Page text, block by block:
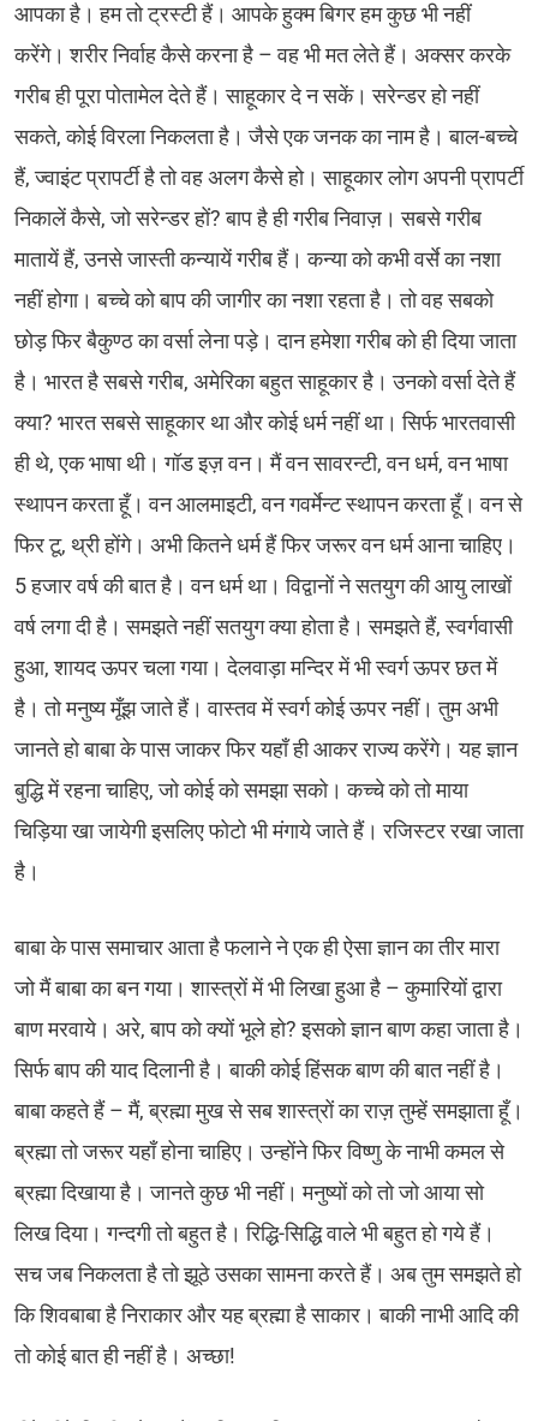
आपका है। हम तो ट्रस्टी हैं। आपके हुक्म बिगर हम कुछ भी नहीं
करेंगे। शरीर निर्वाह कैसे करना है – वह भी मत लेते हैं। अक्सर करके
गरीब ही पूरा पोतामेल देते हैं। साहूकार दे न सकें। सरेन्डर हो नहीं
सकते, कोई विरला निकलता है। जैसे एक जनक का नाम है। बाल-बच्चे
हैं, ज्वाइंट प्रापर्टी है तो वह अलग कैसे हो। साहूकार लोग अपनी प्रापर्टी
निकालें कैसे, जो सरेन्डर हों? बाप है ही गरीब निवाज़। सबसे गरीब
मातायें हैं, उनसे जास्ती कन्यायें गरीब हैं। कन्या को कभी वर्से का नशा
नहीं होगा। बच्चे को बाप की जागीर का नशा रहता है। तो वह सबको
छोड़ फिर बैकुण्ठ का वर्सा लेना पड़े। दान हमेशा गरीब को ही दिया जाता
है। भारत है सबसे गरीब, अमेरिका बहुत साहूकार है। उनको वर्सा देते हैं
क्या? भारत सबसे साहूकार था और कोई धर्म नहीं था। सिर्फ भारतवासी
ही थे, एक भाषा थी। गॉड इज़ वन। मैं वन सावरन्टी, वन धर्म, वन भाषा
स्थापन करता हूँ। वन आलमाइटी, वन गवर्मेन्ट स्थापन करता हूँ। वन से
फिर टू, थ्री होंगे। अभी कितने धर्म हैं फिर जरूर वन धर्म आना चाहिए।
5 हजार वर्ष की बात है। वन धर्म था। विद्वानों ने सतयुग की आयु लाखों
वर्ष लगा दी है। समझते नहीं सतयुग क्या होता है। समझते हैं, स्वर्गवासी
हुआ, शायद ऊपर चला गया। देलवाड़ा मन्दिर में भी स्वर्ग ऊपर छत में
है। तो मनुष्य मूँझ जाते हैं। वास्तव में स्वर्ग कोई ऊपर नहीं। तुम अभी
जानते हो बाबा के पास जाकर फिर यहाँ ही आकर राज्य करेंगे। यह ज्ञान
बुद्धि में रहना चाहिए, जो कोई को समझा सको। कच्चे को तो माया
चिड़िया खा जायेगी इसलिए फोटो भी मंगाये जाते हैं। रजिस्टर रखा जाता
है।
बाबा के पास समाचार आता है फलाने ने एक ही ऐसा ज्ञान का तीर मारा
जो मैं बाबा का बन गया। शास्त्रों में भी लिखा हुआ है – कुमारियों द्वारा
बाण मरवाये। अरे, बाप को क्यों भूले हो? इसको ज्ञान बाण कहा जाता है।
सिर्फ बाप की याद दिलानी है। बाकी कोई हिंसक बाण की बात नहीं है।
बाबा कहते हैं – मैं, ब्रह्मा मुख से सब शास्त्रों का राज़ तुम्हें समझाता हूँ।
ब्रह्मा तो जरूर यहाँ होना चाहिए। उन्होंने फिर विष्णु के नाभी कमल से
ब्रह्मा दिखाया है। जानते कुछ भी नहीं। मनुष्यों को तो जो आया सो
लिख दिया। गन्दगी तो बहुत है। रिद्धि-सिद्धि वाले भी बहुत हो गये हैं।
सच जब निकलता है तो झूठे उसका सामना करते हैं। अब तुम समझते हो
कि शिवबाबा है निराकार और यह ब्रह्मा है साकार। बाकी नाभी आदि की
तो कोई बात ही नहीं है। अच्छा!